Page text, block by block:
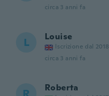
circa 3 anni fa
L Louise
Iscrizione dal 2018
circa 3 anni fa
Roberta